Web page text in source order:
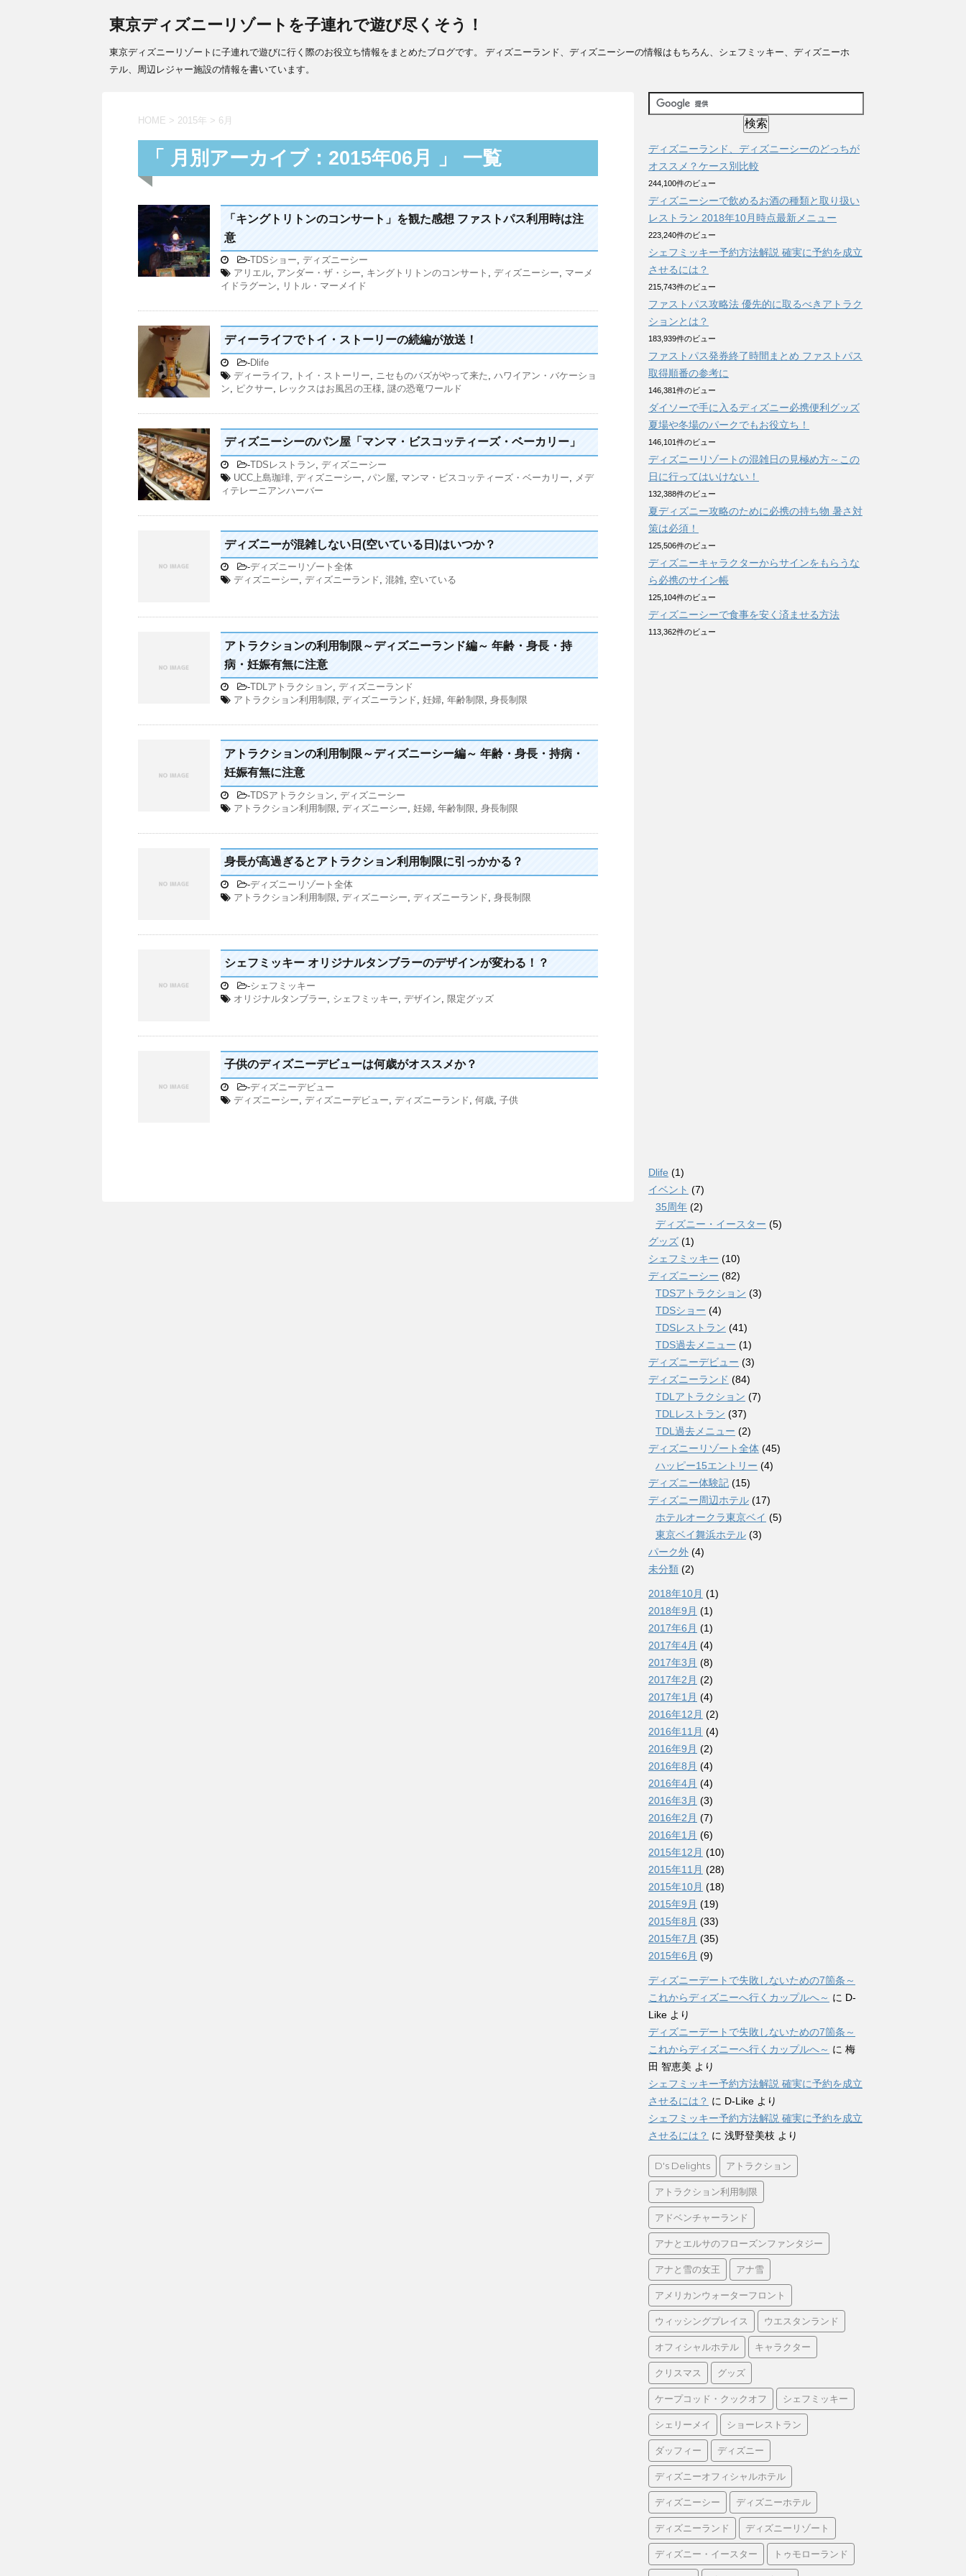
東京ディズニーリゾートを子連れで遊び尽くそう！
東京ディズニーリゾートに子連れで遊びに行く際のお役立ち情報をまとめたブログです。 ディズニーランド、ディズニーシーの情報はもちろん、シェフミッキー、ディズニーホ
テル、周辺レジャー施設の情報を書いています。
HOME > 2015年 > 6月
「 月別アーカイブ：2015年06月 」 一覧
「キングトリトンのコンサート」を観た感想 ファストパス利用時は注
意
-TDSショー, ディズニーシー
アリエル, アンダー・ザ・シー, キングトリトンのコンサート , ディズニーシー, マーメ
イドラグーン, リトル・マーメイド
ディーライフでトイ・ストーリーの続編が放送！
-Dlife
ディーライフ
トイ・ストーリー ニセものバズがやって来た ハワイアン・バケーショ
ン
ピクサー レックスはお風呂の王様 謎の恐竜ワールド
ディズニーシーのパン屋「マンマ・ビスコッティーズ・ベーカリー」
-TDSレストラン, ディズニーシー
UCC上島珈琲, ディズニーシー, パン屋, マンマ・ビスコッティーズ・ベーカリー, メデ
ィテレーニアンハーバー
ディズニーが混雑しない日(空いている日)はいつか？
-ディズニーリゾート全体
ディズニーシー, ディズニーランド, 混雑, 空いている
アトラクションの利用制限～ディズニーランド編～ 年齢・身長・持
病・妊娠有無に注意
-TDLアトラクション, ディズニーランド
アトラクション利用制限, ディズニーランド, 妊婦, 年齢制限, 身長制限
アトラクションの利用制限～ディズニーシー編～ 年齢・身長・持病・
妊娠有無に注意
-TDSアトラクション ディズニーシー
アトラクション利用制限 ディズニーシー 妊婦 年齢制限 身長制限
身長が高過ぎるとアトラクション利用制限に引っかかる？
-ディズニーリゾート全体
アトラクション利用制限, ディズニーシー, ディズニーランド, 身長制限
シェフミッキー オリジナルタンブラーのデザインが変わる！？
-シェフミッキー
オリジナルタンブラー, シェフミッキー, デザイン, 限定グッズ
子供のディズニーデビューは何歳がオススメか？
-ディズニーデビュー
ディズニーシー, ディズニーデビュー, ディズニーランド, 何歳, 子供
ディズニーランド、ディズニーシーのどっちが
オススメ？ケース別比較
244,100件のビュー
ディズニーシーで飲めるお酒の種類と取り扱い
レストラン 2018年10月時点最新メニュー
223,240件のビュー
シェフミッキー予約方法解説 確実に予約を成立
させるには？
215,743件のビュー
ファストパス攻略法 優先的に取るべきアトラク
ションとは？
183,939件のビュー
ファストパス発券終了時間まとめ ファストパス
取得順番の参考に
146,381件のビュー
ダイソーで手に入るディズニー必携便利グッズ
夏場や冬場のパークでもお役立ち！
146,101件のビュー
ディズニーリゾートの混雑日の見極め方～この
日に行ってはいけない！
132,388件のビュー
夏ディズニー攻略のために必携の持ち物 暑さ対
策は必須！
125,506件のビュー
ディズニーキャラクターからサインをもらうな
ら必携のサイン帳
125,104件のビュー
ディズニーシーで食事を安く済ませる方法
113,362件のビュー
Dlife (1)
イベント (7)
35周年 (2)
ディズニー・イースター (5)
グッズ (1)
シェフミッキー (10)
ディズニーシー (82)
TDSアトラクション (3)
TDSショー (4)
TDSレストラン (41)
TDS過去メニュー (1)
ディズニーデビュー (3)
ディズニーランド (84)
TDLアトラクション (7)
TDLレストラン (37)
TDL過去メニュー (2)
ディズニーリゾート全体 (45)
ハッピー15エントリー (4)
ディズニー体験記 (15)
ディズニー周辺ホテル (17)
ホテルオークラ東京ベイ (5)
東京ベイ舞浜ホテル (3)
パーク外 (4)
未分類 (2)
2018年10月 (1)
2018年9月 (1)
2017年6月 (1)
2017年4月 (4)
2017年3月 (8)
2017年2月 (2)
2017年1月 (4)
2016年12月 (2)
2016年11月 (4)
2016年9月 (2)
2016年8月 (4)
2016年4月 (4)
2016年3月 (3)
2016年2月 (7)
2016年1月 (6)
2015年12月 (10)
2015年11月 (28)
2015年10月 (18)
2015年9月 (19)
2015年8月 (33)
2015年7月 (35)
2015年6月 (9)
ディズニーデートで失敗しないための7箇条～
これからディズニーへ行くカップルへ～ に D-
Like より
ディズニーデートで失敗しないための7箇条～
これからディズニーへ行くカップルへ～ に 梅
田 智恵美 より
シェフミッキー予約方法解説 確実に予約を成立
させるには？ に D-Like より
シェフミッキー予約方法解説 確実に予約を成立
させるには？ に 浅野登美枝 より
D's Delights アトラクション
アトラクション利用制限
アドベンチャーランド
アナとエルサのフローズンファンタジー
アナと雪の女王 アナ雪
アメリカンウォーターフロント
ウィッシングプレイス ウエスタンランド
オフィシャルホテル キャラクター
クリスマス グッズ
ケープコッド・クックオフ シェフミッキー
シェリーメイ ショーレストラン
ダッフィー ディズニー
ディズニーオフィシャルホテル
ディズニーシー ディズニーホテル
ディズニーランド ディズニーリゾート
ディズニー・イースター トゥモローランド